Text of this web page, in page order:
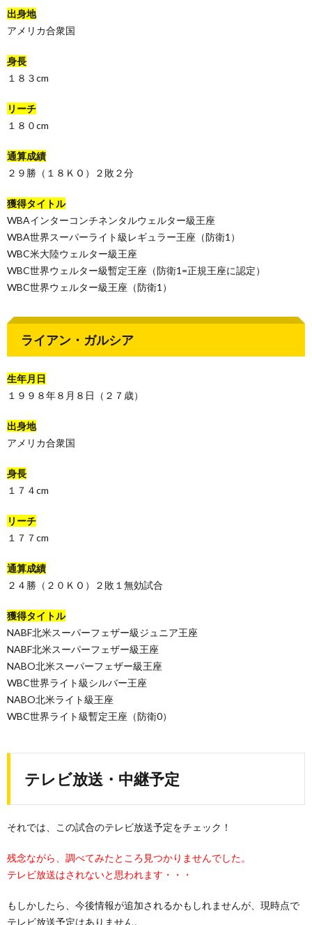
出身地
アメリカ合衆国
身長
１８３cm
リーチ
１８０cm
通算成績
２９勝（１８ＫＯ）２敗２分
獲得タイトル
WBAインターコンチネンタルウェルター級王座
WBA世界スーパーライト級レギュラー王座（防衛1）
WBC米大陸ウェルター級王座
WBC世界ウェルター級暫定王座（防衛1=正規王座に認定）
WBC世界ウェルター級王座（防衛1）
ライアン・ガルシア
生年月日
１９９８年８月８日（２７歳）
出身地
アメリカ合衆国
身長
１７４cm
リーチ
１７７cm
通算成績
２４勝（２０ＫＯ）２敗１無効試合
獲得タイトル
NABF北米スーパーフェザー級ジュニア王座
NABF北米スーパーフェザー級王座
NABO北米スーパーフェザー級王座
WBC世界ライト級シルバー王座
NABO北米ライト級王座
WBC世界ライト級暫定王座（防衛0）
テレビ放送・中継予定
それでは、この試合のテレビ放送予定をチェック！
残念ながら、調べてみたところ見つかりませんでした。
テレビ放送はされないと思われます・・・
もしかしたら、今後情報が追加されるかもしれませんが、現時点で
テレビ放送予定はありません。